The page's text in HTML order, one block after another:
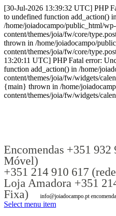
[30-Jul-2026 13:39:32 UTC] PHP
to undefined function add_action() in
/home/joiadocampo/public_html/wp-
content/themes/joia/fw/core/
thrown in /home/joiadocampo/
content/themes/joia/fw/core/
13:20:11 UTC] PHP Fatal error:
function add_action() in /home/
content/themes/joia/fw/widgets/
{main} thrown in /home/
content/themes/joia/fw/widgets/
Encomendas +351 932
Móvel)
+351 214 910 617
Loja Amadora +351
Fixa)
info@joiadocampo.pt
Select menu item